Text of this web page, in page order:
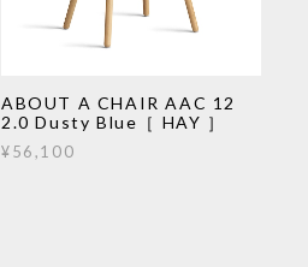
ABOUT A CHAIR AAC 12
2.0 Dusty Blue［ HAY ］
¥56,100